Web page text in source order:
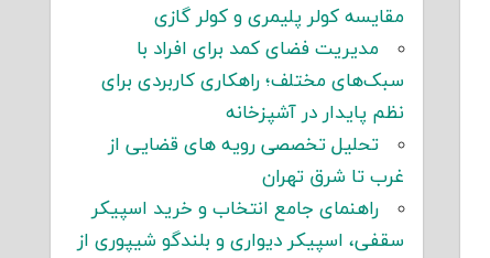
مقایسه کولر پلیمری و کولر گازی
مدیریت فضای کمد برای افراد با
سبک‌های مختلف؛ راهکاری کاربردی برای
نظم پایدار در آشپزخانه
تحلیل تخصصی رویه های قضایی از
غرب تا شرق تهران
راهنمای جامع انتخاب و خرید اسپیکر
سقفی، اسپیکر دیواری و بلندگو شیپوری از